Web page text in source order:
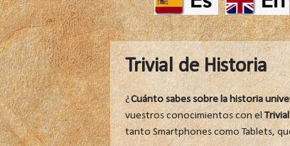
Trivial de Historia
¿Cuánto sabes sobre la historia
vuestros conocimientos con el
tanto Smartphones como Tablets,